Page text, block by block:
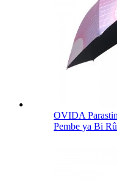
OVIDA
Pembe ya Bi